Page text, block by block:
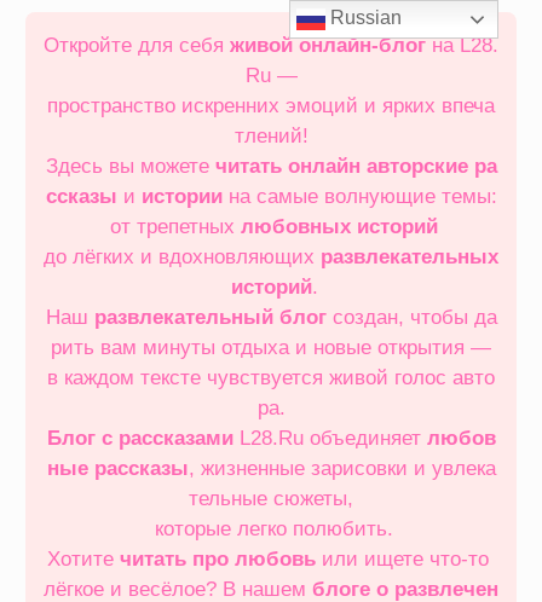
Откройте для себя живой онлайн‑блогна L28.
Ru —
пространство искренних эмоций и ярких впеча
тлений!
Здесь вы можете читать онлайн авторские ра
ссказы и историина самые волнующие темы:
от трепетных любовных историй
до лёгких и вдохновляющих развлекательных
историй.
Наш развлекательный блогсоздан, чтобы да
рить вам минуты отдыха и новые открытия —
в каждом тексте чувствуется живой голос авто
ра.
Блог с рассказамиL28.Ru объединяет любов
ные рассказы, жизненные зарисовки и увлека
тельные сюжеты,
которые легко полюбить.
Хотите читать про любовь или ищете что‑то
лёгкое и весёлое? В нашем блоге о развлечен
Russian